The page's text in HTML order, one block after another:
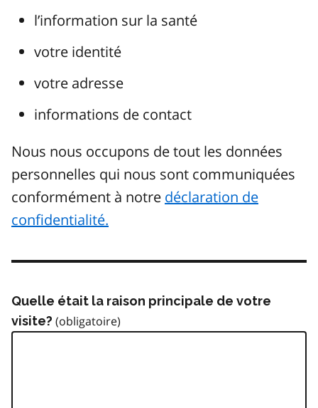
l’information sur la santé
votre identité
votre adresse
informations de contact
Nous nous occupons de tout les données
personnelles qui nous sont communiquées
conformément à notre déclaration de
confidentialité.
Quelle était la raison principale de votre
visite?